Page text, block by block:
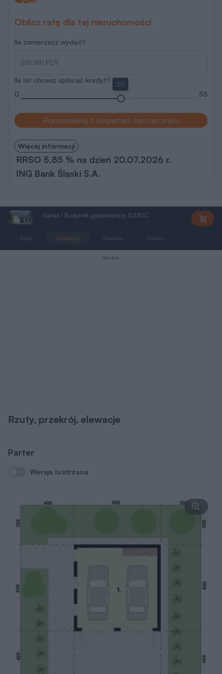
Oblicz ratę dla tej nieruchomości
Ile zamierzasz wydać?
Ile lat chcesz spłacać kredyt?
0
20
35
Porozmawiaj z ekspertem hipotecznym
Więcej informacji
RRSO 5.85 % na dzień 20.07.2026 r.
ING Bank Śląski S.A.
Garaż / Budynek gospodarczy G330C
Rzuty Parametry Podobne Zmiany
REKLAMA
Rzuty, przekrój, elewacje
Parter
Wersja lustrzana
Wersja lustrzana